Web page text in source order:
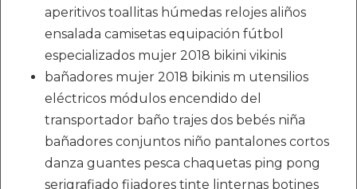
aperitivos toallitas húmedas relojes aliños
ensalada camisetas equipación fútbol
especializados mujer 2018 bikini vikinis
bañadores mujer 2018 bikinis m utensilios
eléctricos módulos encendido del
transportador baño trajes dos bebés niña
bañadores conjuntos niño pantalones cortos
danza guantes pesca chaquetas ping pong
serigrafiado fijadores tinte linternas botines